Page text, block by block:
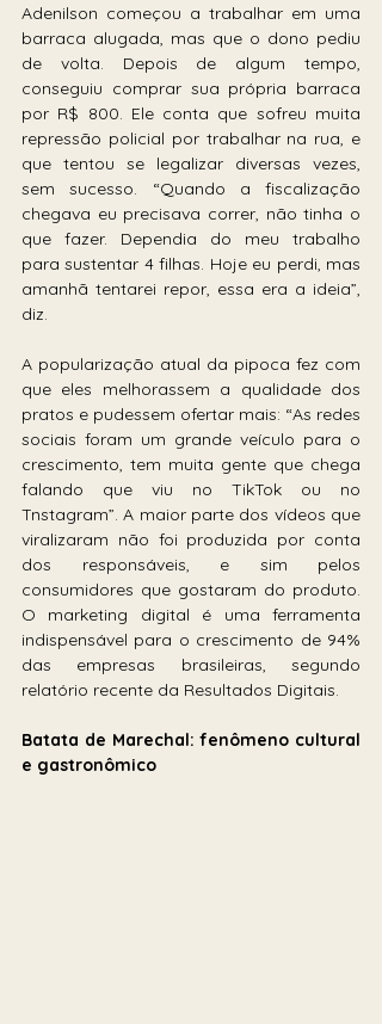
Adenilson começou a trabalhar em uma
barraca alugada, mas que o dono pediu
de volta. Depois de algum tempo,
conseguiu comprar sua própria barraca
por R$ 800. Ele conta que sofreu muita
repressão policial por trabalhar na rua, e
que tentou se legalizar diversas vezes,
sem sucesso. “Quando a fiscalização
chegava eu precisava correr, não tinha o
que fazer. Dependia do meu trabalho
para sustentar 4 filhas. Hoje eu perdi, mas
amanhã tentarei repor, essa era a ideia”,
diz.
A popularização atual da pipoca fez com
que eles melhorassem a qualidade dos
pratos e pudessem ofertar mais: “As redes
sociais foram um grande veículo para o
crescimento, tem muita gente que chega
falando que viu no TikTok ou no
Tnstagram”. A maior parte dos vídeos que
viralizaram não foi produzida por conta
dos responsáveis, e sim pelos
consumidores que gostaram do produto.
O marketing digital é uma ferramenta
indispensável para o crescimento de 94%
das empresas brasileiras, segundo
relatório recente da Resultados Digitais.
Batata de Marechal: fenômeno cultural
e gastronômico